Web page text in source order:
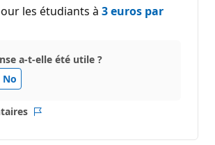
les étudiants à 3 euros par
a-t-elle été utile ?
No